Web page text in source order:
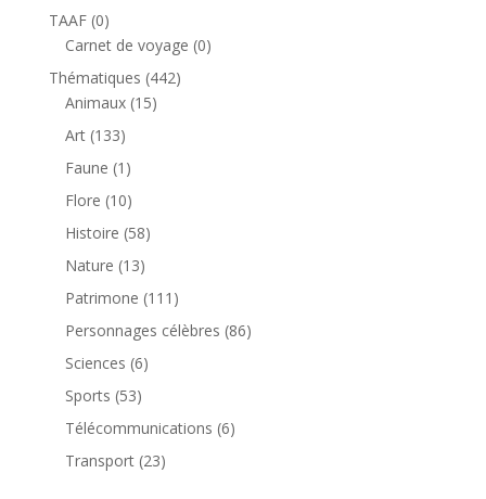
TAAF 00
produit
Carnet de voyage 00
Thématiques 442442
Animaux 1515
Art 133133
produits
Faune 1 1
produit
Flore 1010
produits
Histoire 5858
Nature 1313
produits
Patrimone 111 111
produits
Personnages célèbres 8686
Sciences 66
Sports 5353
produits
Télécommunications 66
Transport 2323